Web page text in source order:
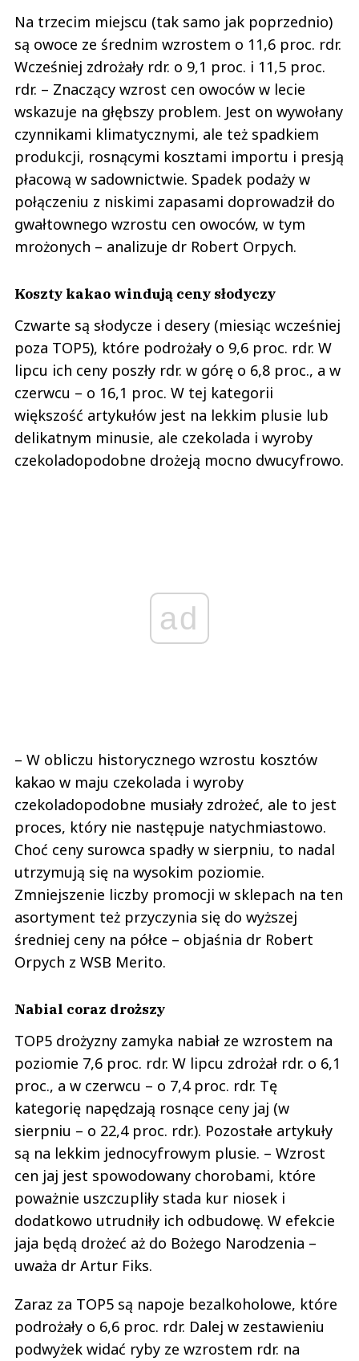
Na trzecim miejscu (tak samo jak poprzednio)
są owoce ze średnim wzrostem o 11,6 proc. rdr.
Wcześniej zdrożały rdr. o 9,1 proc. i 11,5 proc.
rdr. – Znaczący wzrost cen owoców w lecie
wskazuje na głębszy problem. Jest on wywołany
czynnikami klimatycznymi, ale też spadkiem
produkcji, rosnącymi kosztami importu i presją
płacową w sadownictwie. Spadek podaży w
połączeniu z niskimi zapasami doprowadził do
gwałtownego wzrostu cen owoców, w tym
mrożonych – analizuje dr Robert Orpych.
Koszty kakao windują ceny słodyczy
Czwarte są słodycze i desery (miesiąc wcześniej
poza TOP5), które podrożały o 9,6 proc. rdr. W
lipcu ich ceny poszły rdr. w górę o 6,8 proc., a w
czerwcu – o 16,1 proc. W tej kategorii
większość artykułów jest na lekkim plusie lub
delikatnym minusie, ale czekolada i wyroby
czekoladopodobne drożeją mocno dwucyfrowo.
ad
– W obliczu historycznego wzrostu kosztów
kakao w maju czekolada i wyroby
czekoladopodobne musiały zdrożeć, ale to jest
proces, który nie następuje natychmiastowo.
Choć ceny surowca spadły w sierpniu, to nadal
utrzymują się na wysokim poziomie.
Zmniejszenie liczby promocji w sklepach na ten
asortyment też przyczynia się do wyższej
średniej ceny na półce – objaśnia dr Robert
Orpych z WSB Merito.
Nabial coraz droższy
TOP5 drożyzny zamyka nabiał ze wzrostem na
poziomie 7,6 proc. rdr. W lipcu zdrożał rdr. o 6,1
proc., a w czerwcu – o 7,4 proc. rdr. Tę
kategorię napędzają rosnące ceny jaj (w
sierpniu – o 22,4 proc. rdr.). Pozostałe artykuły
są na lekkim jednocyfrowym plusie. – Wzrost
cen jaj jest spowodowany chorobami, które
poważnie uszczupliły stada kur niosek i
dodatkowo utrudniły ich odbudowę. W efekcie
jaja będą drożeć aż do Bożego Narodzenia –
uważa dr Artur Fiks.
Zaraz za TOP5 są napoje bezalkoholowe, które
podrożały o 6,6 proc. rdr. Dalej w zestawieniu
podwyżek widać ryby ze wzrostem rdr. na